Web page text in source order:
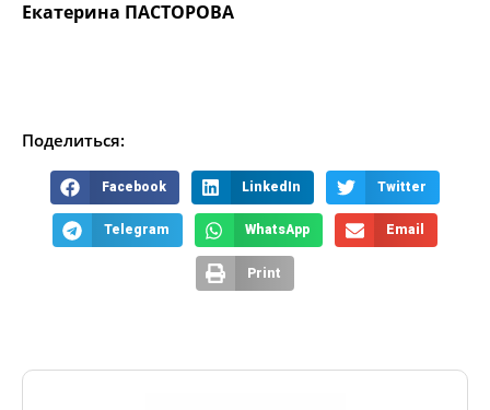
Екатерина ПАСТОРОВА
Поделиться:
Facebook LinkedIn Twitter
Telegram WhatsApp Email
Print